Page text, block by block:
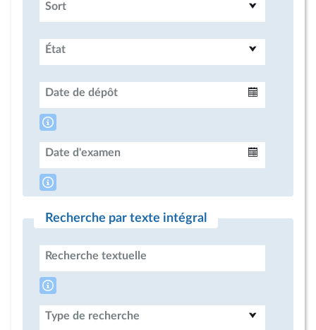
Sort
État
Date de dépôt
Date d'examen
Recherche par texte intégral
Recherche textuelle
Type de recherche